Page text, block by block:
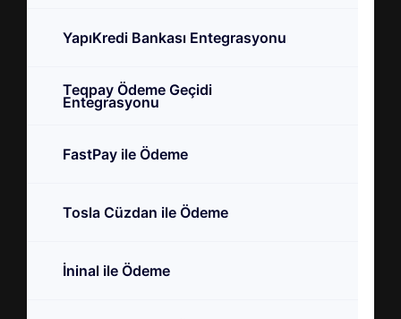
YapıKredi Bankası Entegrasyonu
Teqpay Ödeme Geçidi
Entegrasyonu
FastPay ile Ödeme
Tosla Cüzdan ile Ödeme
İninal ile Ödeme